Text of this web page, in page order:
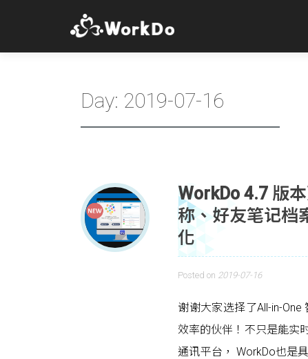
Day: 2019-07-16
WorkDo 4.7 版
称、好友笔记档
化
Posted on 2019-07-16
谢谢大家选择了All-in-
效率的伙伴！不只是能实
通讯平台， WorkDo也是